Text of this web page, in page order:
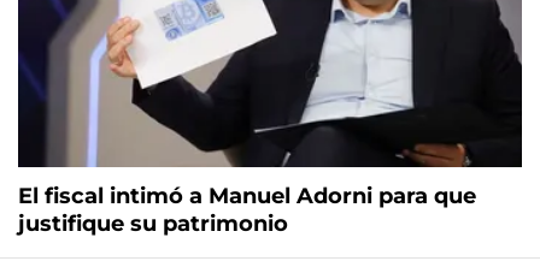
El fiscal intimó a Manuel Adorni para que
justifique su patrimonio